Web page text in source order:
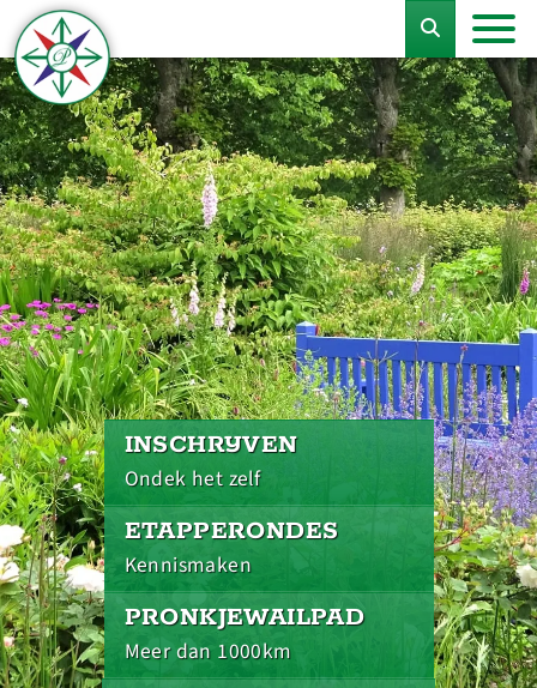
INSCHRIJVEN
Ondek het zelf
ETAPPERONDES
Kennismaken
PRONKJEWAILPAD
Meer dan 1000km